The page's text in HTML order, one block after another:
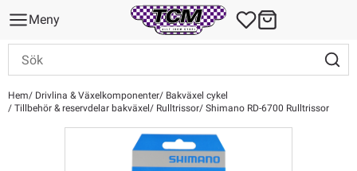
Meny
Hem Drivlina & Växelkomponenter
Bakväxel cykel
Tillbehör & reservdelar bakväxel
Rulltrissor Shimano RD-6700 Rulltrissor